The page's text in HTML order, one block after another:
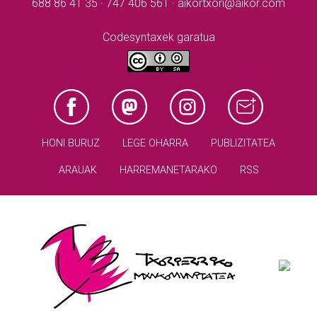
688 86 41 35 · 747 406 561 · aikortxori@aikor.com
Codesyntaxek garatua
HONI BURUZ LEGE OHARRA PUBLIZITATEA
ARAUAK HARREMANETARAKO RSS